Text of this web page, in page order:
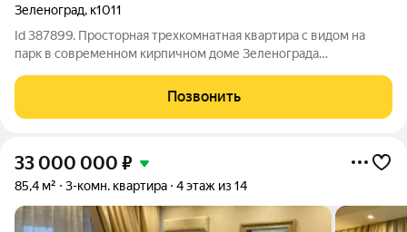
Зеленоград, к1011
Id 387899. Просторная трехкомнатная квартира с видом на
парк в современном кирпичном доме Зеленограда
трехкомнатную квартиру площадью 115,8 м в престижном
кирпичном доме по индивидуальному проекту 2006
Позвонить
33 000 000 ₽
85,4 м² 3-комн. квартира 4 этаж из 14